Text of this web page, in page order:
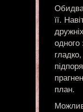
Обидва
її.
одного
план.